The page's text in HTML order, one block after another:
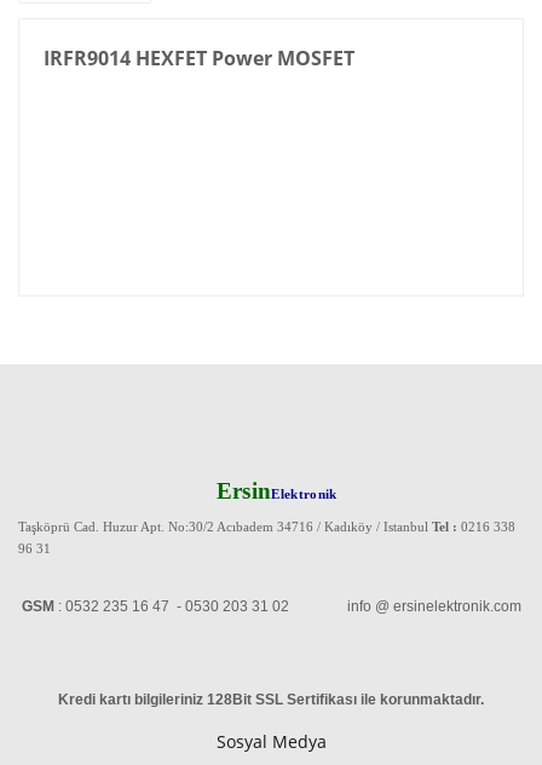
IRFR9014 HEXFET Power MOSFET
ErsinElektronik
Taşköprü Cad. Huzur Apt. No:30/2 Acıbadem 34716 / Kadıköy / Istanbul Tel : 0216 338
96 31
GSM : 0532 235 16 47 - 0530 203 31 02 info @ ersinelektronik.com
Kredi kartı bilgileriniz 128Bit SSL Sertifikası ile korunmaktadır.
Sosyal Medya